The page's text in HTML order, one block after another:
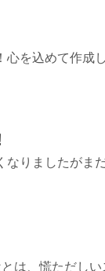
心を込めて作成
なりましたがま
は、慌ただしい